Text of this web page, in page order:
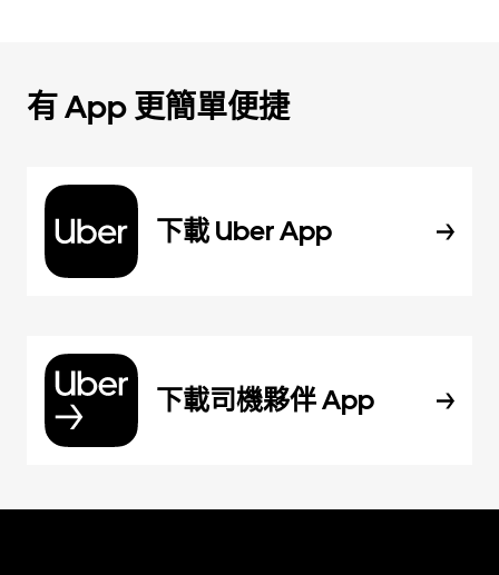
有 App 更簡單便捷
下載 Uber App
下載司機夥伴 App